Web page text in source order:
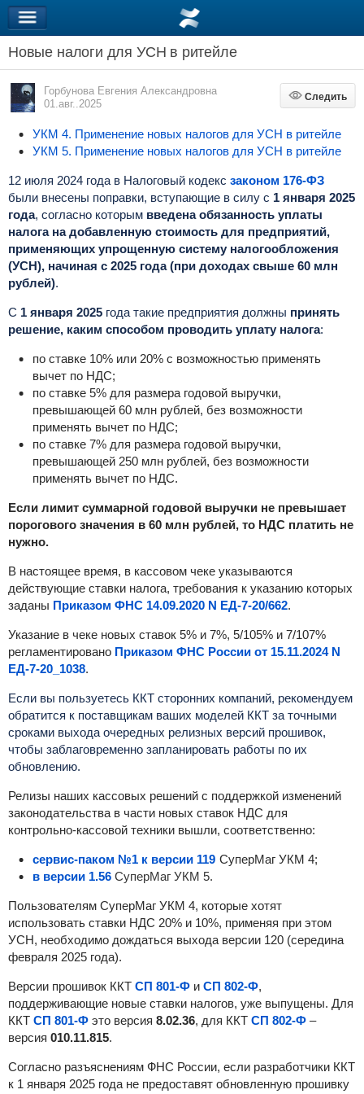
Новые налоги для УСН в ритейле
Горбунова Евгения Александровна
01.авг..2025
Следить
Следить
УКМ 4. Применение новых налогов для УСН в ритейле
УКМ 5. Применение новых налогов для УСН в ритейле
12 июля 2024 года в Налоговый кодекс законом 176-ФЗ
были внесены поправки, вступающие в силу с 1 января 2025
года, согласно которым введена обязанность уплаты
налога на добавленную стоимость для предприятий,
применяющих упрощенную систему налогообложения
(УСН), начиная с 2025 года (при доходах свыше 60 млн
рублей).
С 1 января 2025года такие предприятия должны принять
решение, каким способом проводить уплату налога:
по ставке 10% или 20% с возможностью применять
вычет по НДС;
по ставке 5% для размера годовой выручки,
превышающей 60 млн рублей, без возможности
применять вычет по НДС;
по ставке 7% для размера годовой выручки,
превышающей 250 млн рублей, без возможности
применять вычет по НДС.
Если лимит суммарной годовой выручки не превышает
порогового значения в 60 млн рублей, то НДС платить не
нужно.
В настоящее время, в кассовом чеке указываются
действующие ставки налога, требования к указанию которых
заданы Приказом ФНС 14.09.2020 N ЕД-7-20/662.
Указание в чеке новых ставок 5% и 7%, 5/105% и 7/107%
регламентировано Приказом ФНС России от 15.11.2024 N
ЕД-7-20_1038.
Если вы пользуетесь ККТ сторонних компаний, рекомендуем
обратится к поставщикам ваших моделей ККТ за точными
сроками выхода очередных релизных версий прошивок,
чтобы заблаговременно запланировать работы по их
обновлению.
Релизы наших кассовых решений с поддержкой изменений
законодательства в части новых ставок НДС для
контрольно-кассовой техники вышли, соответственно:
сервис-паком №1 к версии 119 СуперМаг УКМ 4;
в версии 1.56 СуперМаг УКМ 5.
Пользователям СуперМаг УКМ 4, которые хотят
использовать ставки НДС 20% и 10%, применяя при этом
УСН, необходимо дождаться выхода версии 120 (середина
февраля 2025 года).
Версии прошивок ККТ СП 801-Фи СП 802-Ф,
поддерживающие новые ставки налогов, уже выпущены. Для
ККТ СП 801-Фэто версия 8.02.36, для ККТ СП 802-Ф–
версия 010.11.815.
Согласно разъяснениям ФНС России, если разработчики ККТ
к 1 января 2025 года не предоставят обновленную про­шивку